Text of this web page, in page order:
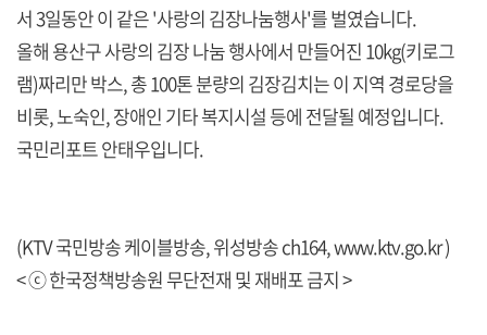
서 3일동안 이 같은 '사랑의 김장나눔행사'를 벌였습니다.
올해 용산구 사랑의 김장 나눔 행사에서 만들어진 10kg(키로그
램)짜리만 박스, 총 100톤 분량의 김장김치는 이 지역 경로당을
비롯, 노숙인, 장애인 기타 복지시설 등에 전달될 예정입니다.
국민리포트 안태우입니다.
(KTV 국민방송 케이블방송, 위성방송 ch164, www.ktv.go.kr )
< ⓒ 한국정책방송원 무단전재 및 재배포 금지 >